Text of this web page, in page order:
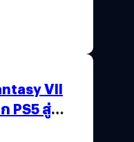
VII
PS5 สู่